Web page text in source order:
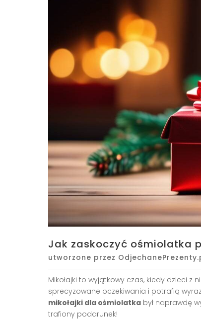
Jak zaskoczyć ośmiolatka
utworzone przez
Mikołajki to wyjątkowy czas, kiedy dzieci z
sprecyzowane oczekiwania i potrafią
mikołajki dla ośmiolatka był naprawdę
trafiony podarunek!